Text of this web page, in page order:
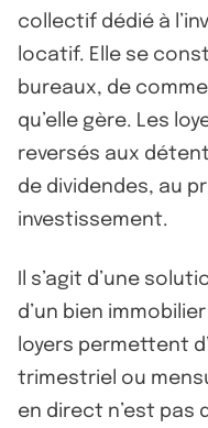
collectif dédié à
locatif. Elle se
bureaux, de
qu’elle gère. Les
reversés aux
de dividendes, au
investissement.
Il s’agit d’une
d’un bien
loyers permettent
trimestriel ou
en direct n’est pas